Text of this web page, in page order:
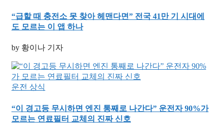
“급할 때 충전소 못 찾아 헤맨다면” 전국 41만 기 시대에
도 모르는 이 앱 하나
by 황이나 기자
운전 상식
“이 경고등 무시하면 엔진 통째로 나간다” 운전자 90%가
모르는 연료필터 교체의 진짜 신호